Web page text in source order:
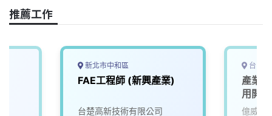
o
k
n
k
推薦工作
新北市中和區
FAE工程師 (新興產業)
台楚高新技術有限公司
台中
產業
用開
億威電